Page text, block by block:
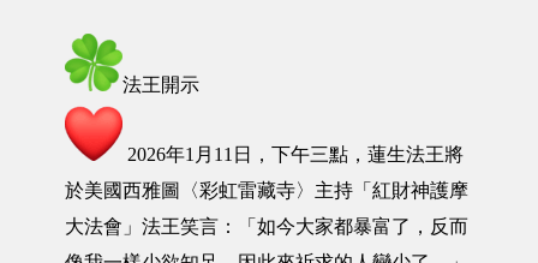
法王開示
2026年1月11日，下午三點，蓮生法王將
於美國西雅圖〈彩虹雷藏寺〉主持「紅財神護摩
大法會」法王笑言：「如今大家都暴富了，反而